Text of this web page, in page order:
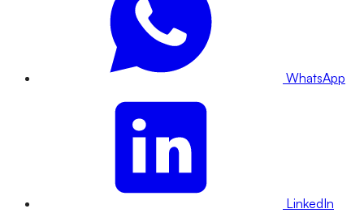
WhatsApp
LinkedIn